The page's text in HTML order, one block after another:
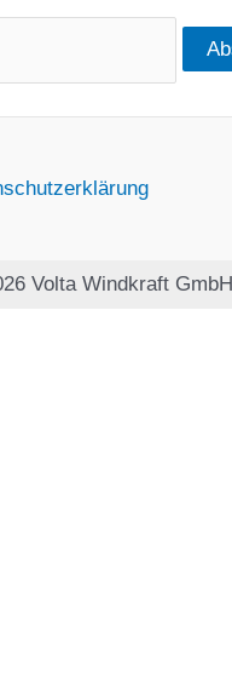
Volta Windkraft GmbH